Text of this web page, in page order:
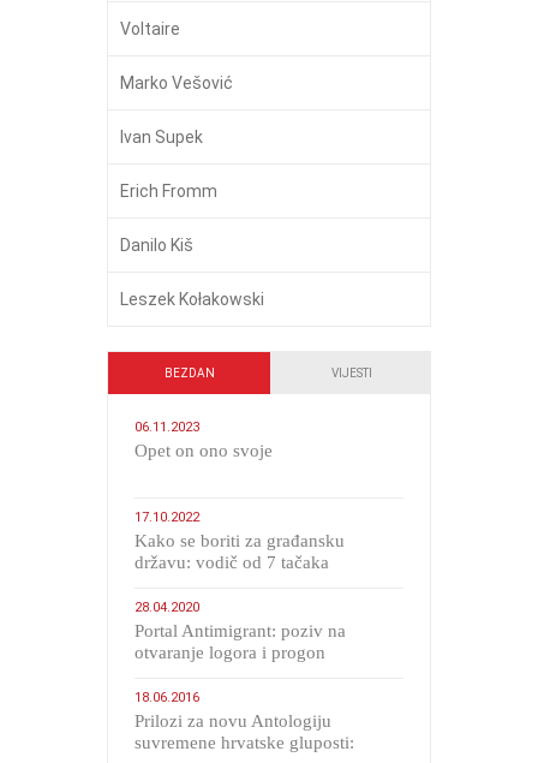
Voltaire
Marko Vešović
Ivan Supek
Erich Fromm
Danilo Kiš
Leszek Kołakowski
BEZDAN VIJESTI
06.11.2023
​Opet on ono svoje
17.10.2022
Kako se boriti za građansku
državu: vodič od 7 tačaka
28.04.2020
Portal Antimigrant: poziv na
otvaranje logora i progon
18.06.2016
Prilozi za novu Antologiju
suvremene hrvatske gluposti: